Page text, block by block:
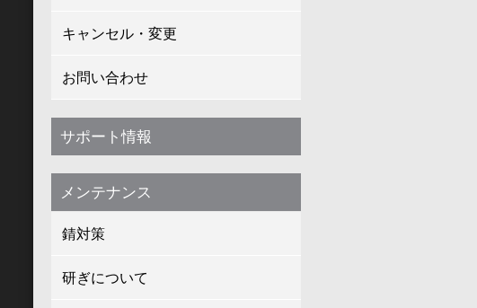
キャンセル・変更
お問い合わせ
サポート情報
メンテナンス
錆対策
研ぎについて